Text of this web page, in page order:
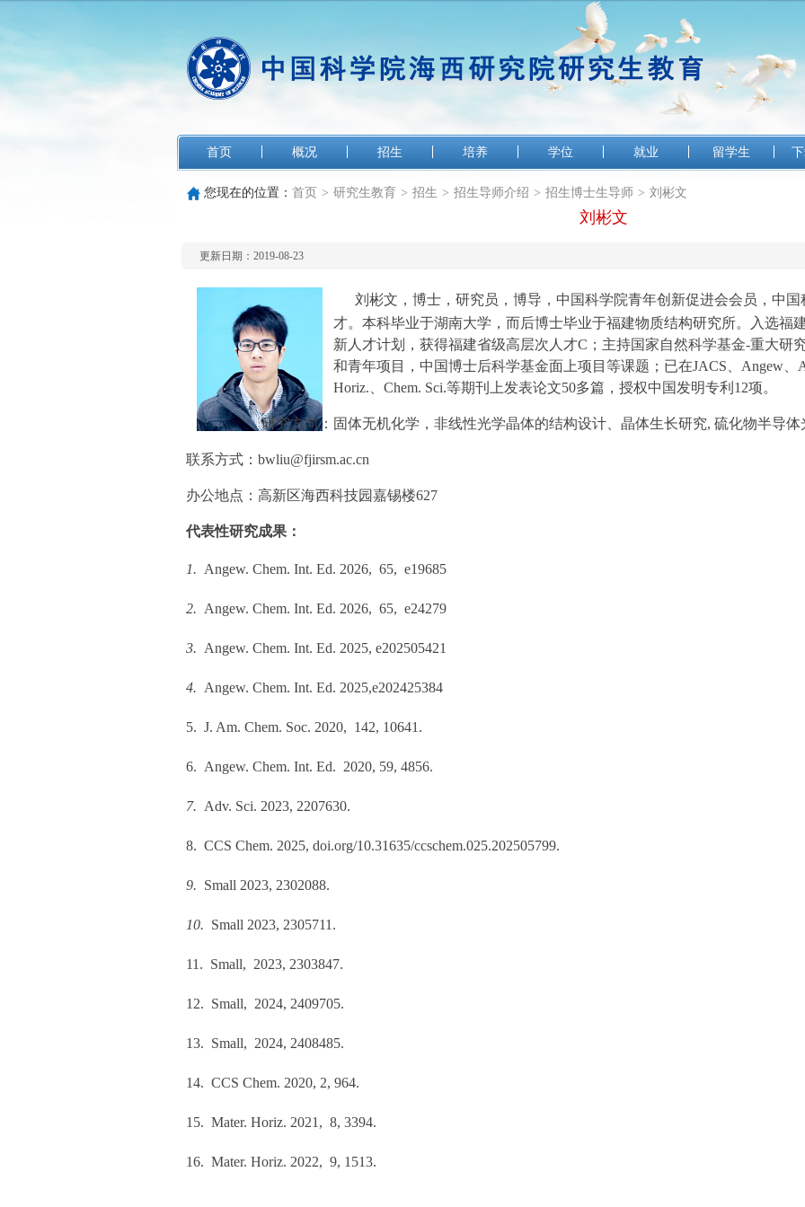
首页 概况 招生 培养 学位 就业 留学生
您现在的位置： 首页 > 研究生教育 > 招生 > 招生导师介绍 > 招生博士生导师 > 刘彬文
刘彬文
更新日期：2019-08-23
刘彬文，博士， 研究员，博导，中国科学院青年创新促进会会员，中国
才。本科毕业于湖南大学，而后博士毕业于福建物质结构研究所。入选福
新人才计划，获得福建省级高层次人才C；主持国家自然科学基金-重大研
和青年项目，中国博士后科学基金面上项目等课题；已在JACS、Angew、
Horiz.、Chem. Sci.等期刊上发表论文50多篇，授权中国发明专利12项。
研究方向：固体无机化学，非线性光学晶体的结构设计、晶体生长研究, 硫化物半导体
联系方式：bwliu@fjirsm.ac.cn
办公地点：高新区海西科技园嘉锡楼627
代表性研究成果：
1. Angew. Chem. Int. Ed. 2026, 65, e19685
2. Angew. Chem. Int. Ed. 2026, 65, e24279
3. Angew. Chem. Int. Ed. 2025, e202505421
4. Angew. Chem. Int. Ed. 2025,e202425384
5. J. Am. Chem. Soc. 2020, 142, 10641.
6. Angew. Chem. Int. Ed. 2020, 59, 4856.
7. Adv. Sci. 2023, 2207630.
8. CCS Chem. 2025, doi.org/10.31635/ccschem.025.202505799.
9. Small 2023, 2302088.
10. Small 2023, 2305711.
11. Small, 2023, 2303847.
12. Small, 2024, 2409705.
13. Small, 2024, 2408485.
14. CCS Chem. 2020, 2, 964.
15. Mater. Horiz. 2021, 8, 3394.
16. Mater. Horiz. 2022, 9, 1513.